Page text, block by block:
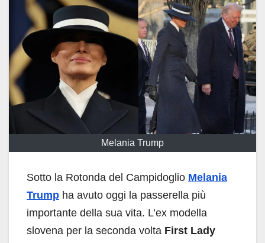
Melania Trump
Sotto la Rotonda del Campidoglio Melania
Trump ha avuto oggi la passerella più
importante della sua vita. L’ex modella
slovena per la seconda volta First Lady